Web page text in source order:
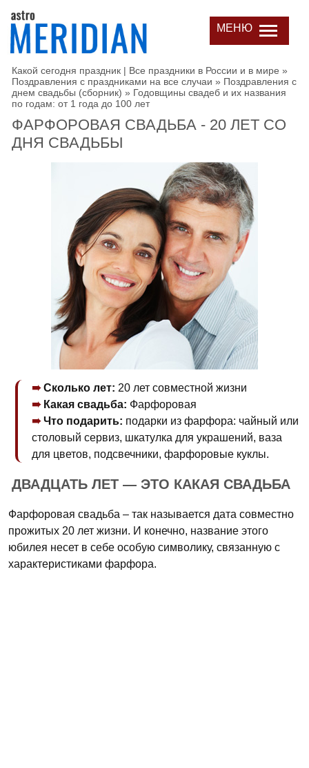
МЕНЮ
Какой сегодня праздник | Все праздники в России и в мире »
Поздравления с праздниками на все случаи » Поздравления с
днем свадьбы (сборник) » Годовщины свадеб и их названия
по годам: от 1 года до 100 лет
ФАРФОРОВАЯ СВАДЬБА - 20 ЛЕТ СО
ДНЯ СВАДЬБЫ
Сколько лет: 20 лет совместной жизни
Какая свадьба: Фарфоровая
Что подарить: подарки из фарфора: чайный или
столовый сервиз, шкатулка для украшений, ваза
для цветов, подсвечники, фарфоровые куклы.
ДВАДЦАТЬ ЛЕТ — ЭТО КАКАЯ СВАДЬБА
Фарфоровая свадьба – так называется дата совместно
прожитых 20 лет жизни. И конечно, название этого
юбилея несет в себе особую символику, связанную с
характеристиками фарфора.